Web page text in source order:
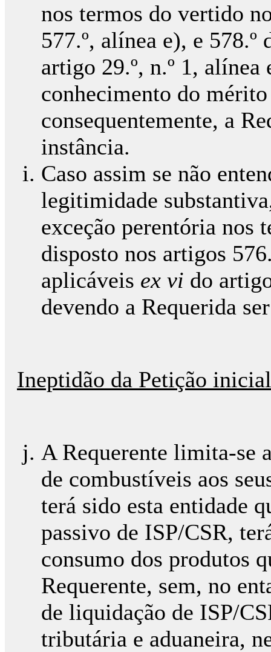
nos termos do vertido
577.º, alínea e), e
artigo 29.º, n.º 1,
conhecimento do
consequentemente, a
instância.
Caso assim se não
legitimidade
exceção perentória nos
disposto nos artigos
aplicáveis ex vi do
devendo a Requerida
Ineptidão da Petição
A Requerente limita-se
de combustíveis aos
terá sido esta entidade
passivo de ISP/CSR,
consumo dos produtos
Requerente, sem, no
de liquidação de ISP/
tributária e aduaneira,